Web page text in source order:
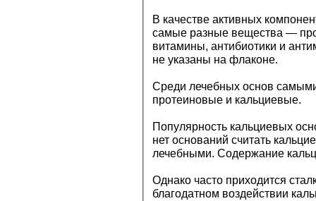
В качестве активных
самые разные вещества —
витамины, антибиотики и
не указаны на флаконе.
Среди лечебных основ
протеиновые и кальциевые.
Популярность кальциевых
нет оснований считать
лечебными. Содержание
Однако часто приходится
благодатном воздействии